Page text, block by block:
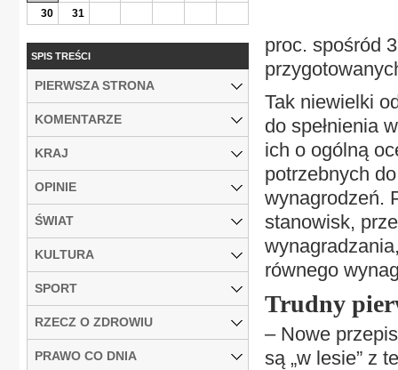
proc. spośród
Tak niewielki
do spełnienia
ich o ogólną
potrzebnych
wynagrodzeń.
stanowisk,
równego
Trudny
– Nowe
są „w lesie” z
30
31
SPIS TREŚCI
PIERWSZA STRONA
KOMENTARZE
KRAJ
OPINIE
ŚWIAT
KULTURA
SPORT
RZECZ O ZDROWIU
PRAWO CO DNIA